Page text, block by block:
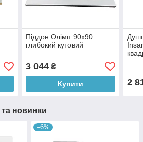
Піддон Олімп 90х90
глибокий кутовий
3 044₴
Купити 2
та новинки
–6%